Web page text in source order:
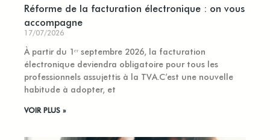
Réforme de la facturation électronique : on vous
accompagne
17/07/2026
À partir du 1ᵉʳ septembre 2026, la facturation
électronique deviendra obligatoire pour tous les
professionnels assujettis à la TVA.C’est une nouvelle
habitude à adopter, et
VOIR PLUS »